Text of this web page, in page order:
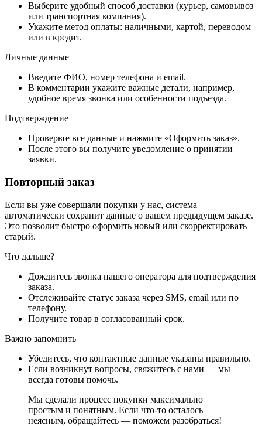
Выберите удобный способ доставки (курьер, самовывоз
или транспортная компания).
Укажите метод оплаты: наличными, картой, переводом
или в кредит.
Личные данные
Введите ФИО, номер телефона и email.
В комментарии укажите важные детали, например,
удобное время звонка или особенности подъезда.
Подтверждение
Проверьте все данные и нажмите «Оформить заказ».
После этого вы получите уведомление о принятии
заявки.
Повторный заказ
Если вы уже совершали покупки у нас, система
автоматически сохранит данные о вашем предыдущем заказе.
Это позволит быстро оформить новый или скорректировать
старый.
Что дальше?
Дождитесь звонка нашего оператора для подтверждения
заказа.
Отслеживайте статус заказа через SMS, email или по
телефону.
Получите товар в согласованный срок.
Важно запомнить
Убедитесь, что контактные данные указаны правильно.
Если возникнут вопросы, свяжитесь с нами — мы
всегда готовы помочь.
Мы сделали процесс покупки максимально
простым и понятным. Если что-то осталось
неясным, обращайтесь — поможем разобраться!